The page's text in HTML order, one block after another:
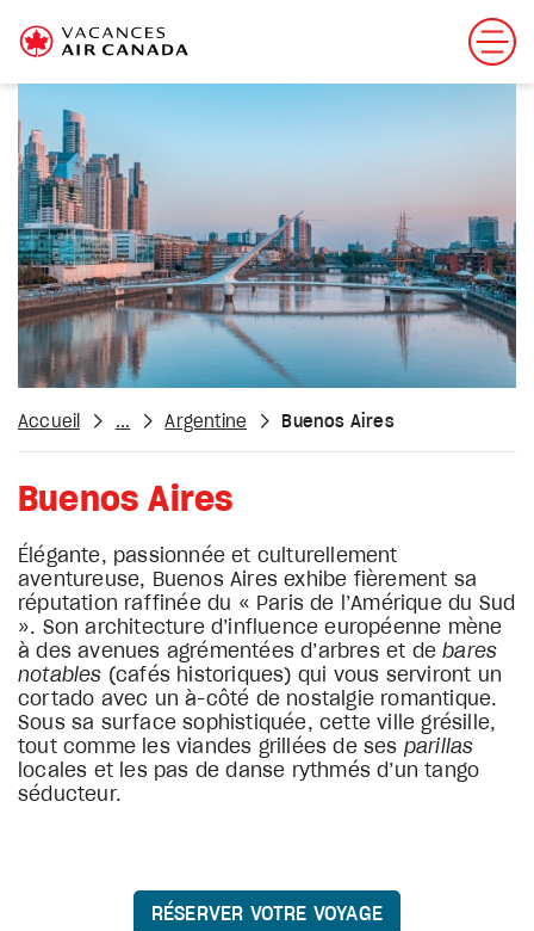
Accueil ... Argentine Buenos Aires
Buenos Aires
Élégante, passionnée et culturellement
aventureuse, Buenos Aires exhibe fièrement sa
réputation raffinée du « Paris de l’Amérique du Sud
». Son architecture d’influence européenne mène
à des avenues agrémentées d’arbres et debares
notables (cafés historiques) qui vous serviront un
cortado avec un à-côté de nostalgie romantique.
Sous sa surface sophistiquée, cette ville grésille,
tout comme les viandes grillées de ses parillas
locales et les pas de danse rythmés d’un tango
séducteur.
RÉSERVER VOTRE VOYAGE